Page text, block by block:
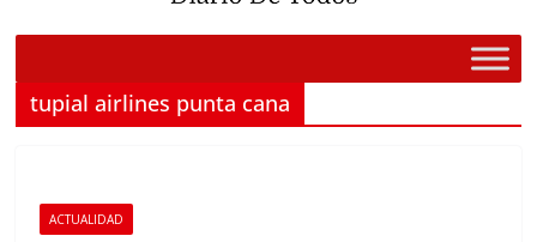
tupial airlines punta cana
ACTUALIDAD